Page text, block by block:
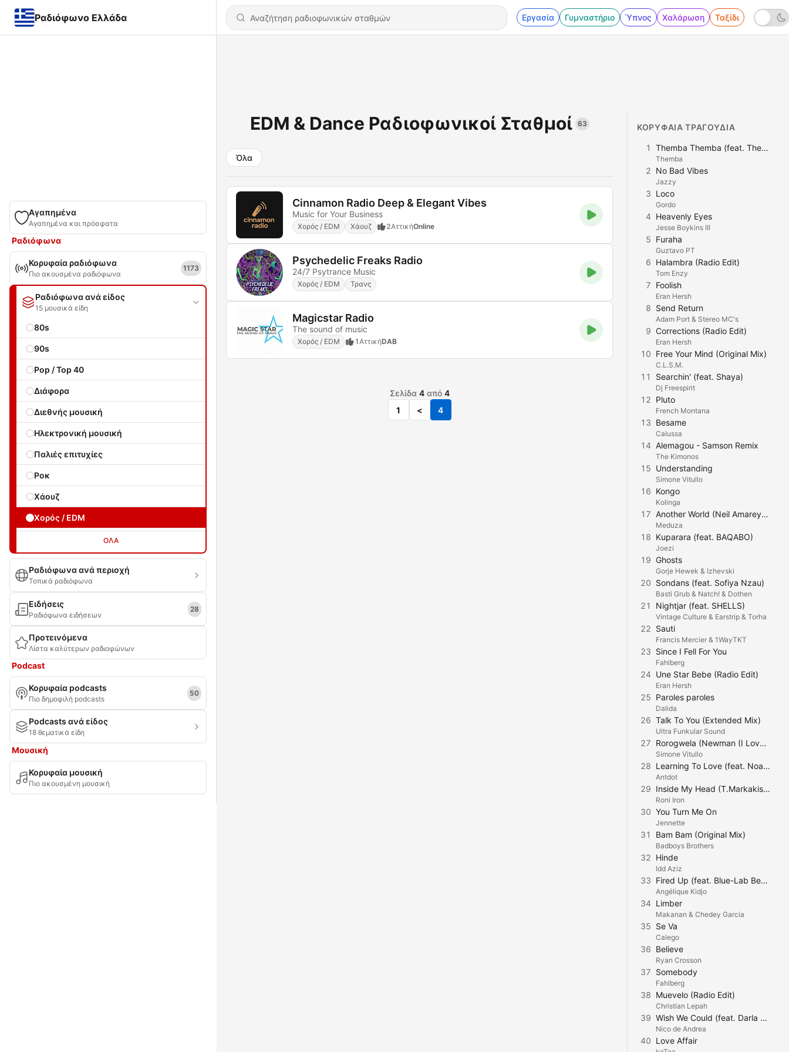
Ραδιόφωνο Ελλάδα Εργασία Γυμναστήριο Ύπνος Χαλάρωση Ταξίδι
Αγαπημένα
Αγαπημένα και πρόσφατα
Ραδιόφωνα
Κορυφαία ραδιόφωνα
Πιο ακουσμένα ραδιόφωνα
1173
Ραδιόφωνα ανά είδος
15 μουσικά είδη
80s
90s
Pop / Top 40
Διάφορα
Διεθνής μουσική
Ηλεκτρονική μουσική
Παλιές επιτυχίες
Ροκ
Χάουζ
Χορός / EDM
ΌΛΑ
Ραδιόφωνα ανά περιοχή
Τοπικά ραδιόφωνα
Ειδήσεις
Ραδιόφωνα ειδήσεων
28
Προτεινόμενα
Λίστα καλύτερων ραδιοφώνων
Podcast
Κορυφαία podcasts
Πιο δημοφιλή podcasts
50
Podcasts ανά είδος
18 θεματικά είδη
Μουσική
Κορυφαία μουσική
Πιο ακουσμένη μουσική
EDM & Dance Ραδιοφωνικοί Σταθμοί 63
Όλα
Cinnamon Radio Deep & Elegant Vibes
Music for Your Business
Χορός / EDM Χάουζ 2ΑττικήOnline
Psychedelic Freaks Radio
24/7 Psytrance Music
Χορός / EDM Τρανς
Magicstar Radio
The sound of music
Χορός / EDM 1ΑττικήDAB
Σελίδα 4από 4
1
< 4
ΚΟΡΥΦΑΊΑ ΤΡΑΓΟΎΔΙΑ
1 Themba Themba (feat. Themba Mokoena)
Themba
2 No Bad Vibes
Jazzy
3 Loco
Gordo
4 Heavenly Eyes
Jesse Boykins III
5 Furaha
Guztavo PT
6 Halambra (Radio Edit)
Tom Enzy
7 Foolish
Eran Hersh
8 Send Return
Adam Port & Stereo MC's
9 Corrections (Radio Edit)
Eran Hersh
10 Free Your Mind (Original Mix)
C.L.S.M.
11 Searchin' (feat. Shaya)
Dj Freespirit
12 Pluto
French Montana
13 Besame
Calussa
14 Alemagou - Samson Remix
The Kimonos
15 Understanding
Simone Vitullo
16 Kongo
Kolinga
17 Another World (Neil Amarey, Glauko, Breeze and The Sun Remix)
Meduza
18 Kuparara (feat. BAQABO)
Joezi
19 Ghosts
Gorje Hewek & Izhevski
20 Sondans (feat. Sofiya Nzau)
Basti Grub & Natch! & Dothen
21 Nightjar (feat. SHELLS)
Vintage Culture & Earstrip & Torha
22 Sauti
Francis Mercier & 1WayTKT
23 Since I Fell For You
Fahlberg
24 Une Star Bebe (Radio Edit)
Eran Hersh
25 Paroles paroles
Dalida
26 Talk To You (Extended Mix)
Ultra Funkular Sound
27 Rorogwela (Newman (I Love) Remix)
Simone Vitullo
28 Learning To Love (feat. Noah Henderson)
Antdot
29 Inside My Head (T.Markakis Remix)
Roni Iron
30 You Turn Me On
Jennette
31 Bam Bam (Original Mix)
Badboys Brothers
32 Hinde
Idd Aziz
33 Fired Up (feat. Blue-Lab Beats & Ghetto Boy)
Angélique Kidjo
34 Limber
Makanan & Chedey Garcia
35 Se Va
Calego
36 Believe
Ryan Crosson
37 Somebody
Fahlberg
38 Muevelo (Radio Edit)
Christian Lepah
39 Wish We Could (feat. Darla Jade & Syon)
Nico de Andrea
40 Love Affair